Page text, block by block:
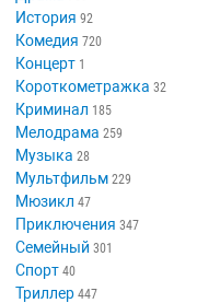
История 92
Комедия 720
Концерт 1
Короткометражка 32
Криминал 185
Мелодрама 259
Музыка 28
Мультфильм 229
Мюзикл 47
Приключения 347
Семейный 301
Спорт 40
Триллер 447